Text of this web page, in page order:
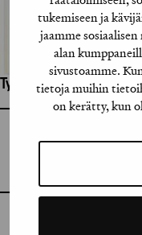
tukemiseen ja
jaamme
alan
sivustoamme.
tietoja muihin
on kerätty, kun
Työhön osallistuneet